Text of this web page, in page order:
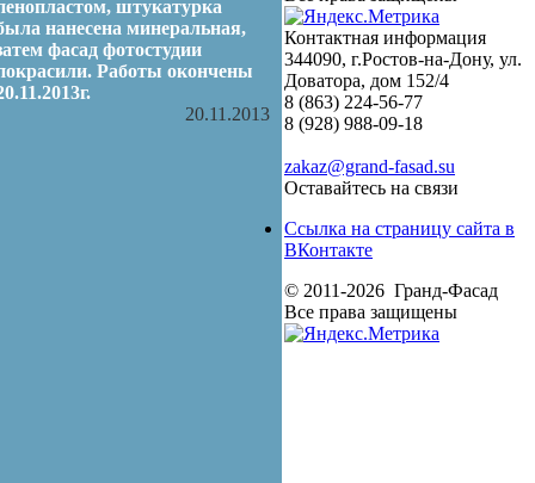
штукатурка
нанесена минеральная,
фасад фотостудии
Работы окончены
20.11.2013
Контактная информация
344090, г.Ростов-на-Дону, ул.
Доватора, дом 152/4
8 (863) 224-56-77
8 (928) 988-09-18
zakaz@grand-fasad.su
Оставайтесь на связи
Ссылка на страницу сайта в
ВКонтакте
© 2011-2026 Гранд-Фасад
Все права защищены